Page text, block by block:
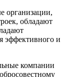
организации,
обладают
эффективного и
компании